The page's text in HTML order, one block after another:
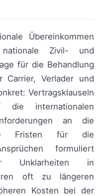
Übereinkommen
Zivil- und
für die Behandlung
Carrier, Verlader und
Vertragsklauseln
internationalen
an die
Fristen für die
formuliert
Unklarheiten in
oft zu längeren
Kosten bei der